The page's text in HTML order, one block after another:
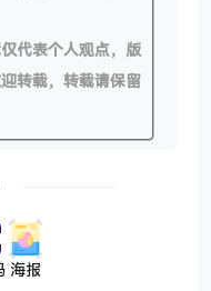
代表个人观点，版
转载，转载请保留
海报